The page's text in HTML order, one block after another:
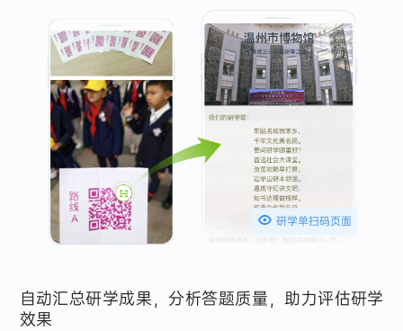
 研学单扫码页面
自动汇总研学成果，分析答题质量，助力评估研学
效果